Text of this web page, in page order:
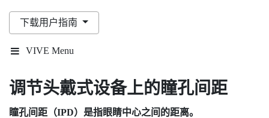
下载用户指南
VIVE Menu
调节头戴式设备上的瞳孔间距
瞳孔间距（IPD）是指眼睛中心之间的距离。